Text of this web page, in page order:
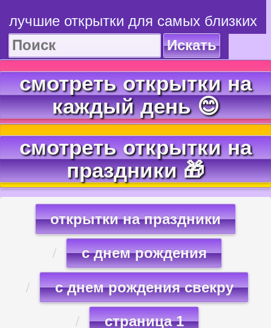
лучшие открытки для самых близких
Искать
смотреть открытки на
каждый день 😊
смотреть открытки на
праздники 🎁
открытки на праздники
с днем рождения
с днем рождения свекру
страница 1